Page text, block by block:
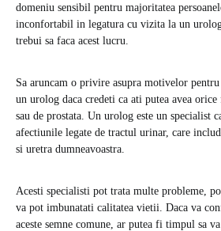
domeniu sensibil pentru majoritatea
inconfortabil in legatura cu vizita la un
trebui sa faca acest lucru.
Sa aruncam o privire asupra motivelor
un urolog daca credeti ca ati putea avea
sau de prostata. Un urolog este un specialist
afectiunile legate de tractul urinar, care
si uretra dumneavoastra.
Acesti specialisti pot trata multe probleme,
va pot imbunatati calitatea vietii. Daca va
aceste semne comune, ar putea fi timpul sa